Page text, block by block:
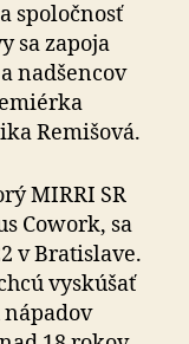
spoločnosť
sa zapoja
nadšencov
Remišová.
MIRRI SR
Cowork, sa
v Bratislave.
vyskúšať